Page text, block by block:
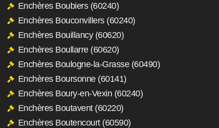
Enchères Boubiers (60240)
Enchères Bouconvillers (60240)
Enchères Bouillancy (60620)
Enchères Boullarre (60620)
Enchères Boulogne-la-Grasse (60490)
Enchères Boursonne (60141)
Enchères Boury-en-Vexin (60240)
Enchères Boutavent (60220)
Enchères Boutencourt (60590)